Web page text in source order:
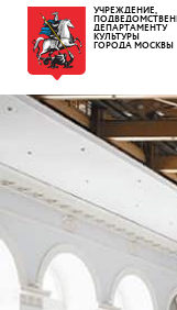
УЧРЕЖДЕНИЕ,
ДЕПАРТАМЕНТУ
КУЛЬТУРЫ
ГОРОДА МОСКВЫ